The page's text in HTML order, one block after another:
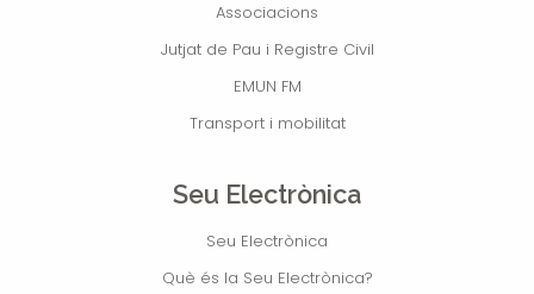
Associacions
Jutjat de Pau i Registre Civil
EMUN FM
Transport i mobilitat
Seu Electrònica
Seu Electrònica
Què és la Seu Electrònica?